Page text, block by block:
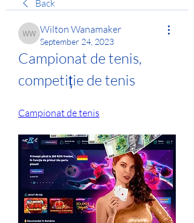
Back
Wilton Wanamaker
Wilton Wanamaker
September 24, 2023
Campionat de tenis,
competiție de tenis
Campionat de tenis